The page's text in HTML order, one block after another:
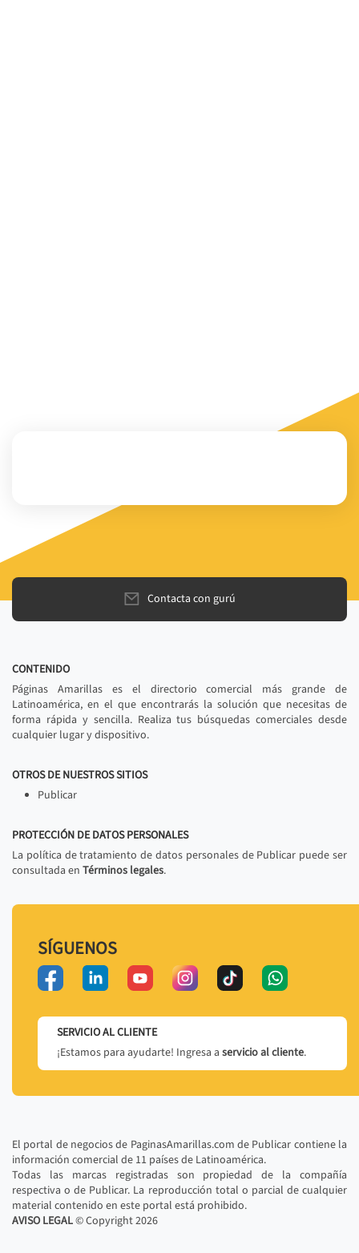
Contacta con gurú
CONTENIDO
Páginas Amarillas es el directorio comercial más grande de
Latinoamérica, en el que encontrarás la solución que necesitas de
forma rápida y sencilla. Realiza tus búsquedas comerciales desde
cualquier lugar y dispositivo.
OTROS DE NUESTROS SITIOS
Publicar
PROTECCIÓN DE DATOS PERSONALES
La política de tratamiento de datos personales de Publicar puede ser
consultada en Términos legales.
SÍGUENOS
SERVICIO AL CLIENTE
¡Estamos para ayudarte! Ingresa a servicio al cliente.
El portal de negocios de PaginasAmarillas.com de Publicar contiene la
información comercial de 11 países de Latinoamérica.
Todas las marcas registradas son propiedad de la compañía
respectiva o de Publicar. La reproducción total o parcial de cualquier
material contenido en este portal está prohibido.
AVISO LEGAL© Copyright2026